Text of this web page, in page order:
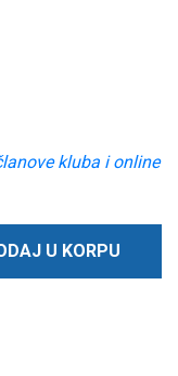
kluba i online
U KORPU